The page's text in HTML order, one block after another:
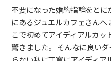
不要になった婚約指輪をとに
にあるジュエルカフェさんへ
こで初めてアイディアルカッ
驚きました。 そんなに良い